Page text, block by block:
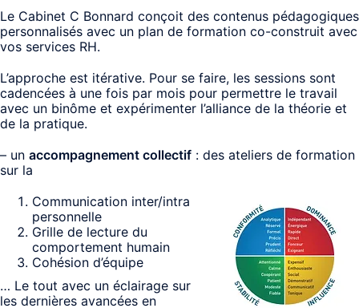
Le Cabinet C Bonnard conçoit des contenus pédagogiques
personnalisés avec un plan de formation co-construit avec
vos services RH.
L’approche est itérative. Pour se faire, les sessions sont
cadencées à une fois par mois pour permettre le travail
avec un binôme et expérimenter l’alliance de la théorie et
de la pratique.
– un accompagnement collectif : des ateliers de formation
sur la
Communication inter/intra
personnelle
Grille de lecture du
comportement humain
Cohésion d’équipe
… Le tout avec un éclairage sur
les dernières avancées en